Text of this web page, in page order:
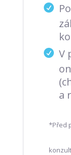
V
a
*Před